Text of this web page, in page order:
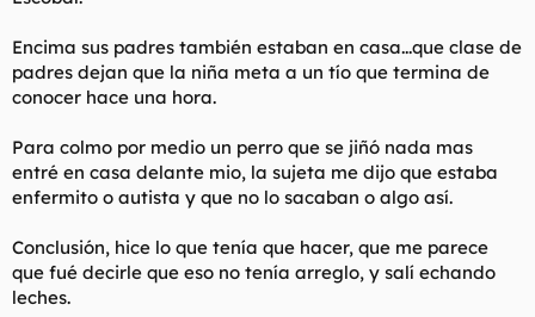
Encima sus padres también estaban en casa...que clase de
padres dejan que la niña meta a un tío que termina de
conocer hace una hora.
Para colmo por medio un perro que se jiñó nada mas
entré en casa delante mio, la sujeta me dijo que estaba
enfermito o autista y que no lo sacaban o algo así.
Conclusión, hice lo que tenía que hacer, que me parece
que fué decirle que eso no tenía arreglo, y salí echando
leches.